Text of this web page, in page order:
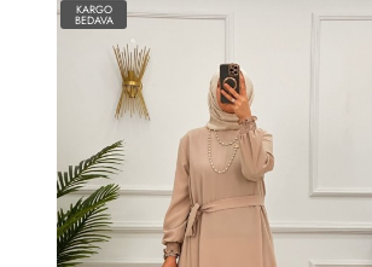
KARGO
BEDAVA